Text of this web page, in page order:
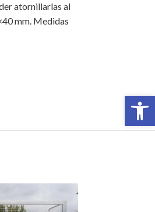
atornillarlas al
mm. Medidas
Abrir